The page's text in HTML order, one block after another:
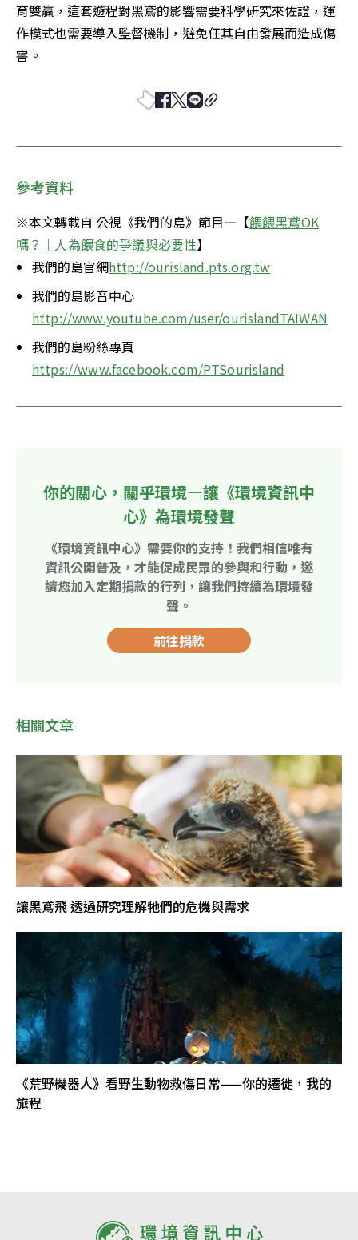
育雙贏，這套遊程對黑鳶的影響需要科學研究來佐證，運
作模式也需要導入監督機制，避免任其自由發展而造成傷
害。
參考資料
※本文轉載自 公視《我們的島》節目—【餵餵黑鳶OK
嗎？｜人為餵食的爭議與必要性】
我們的島官網http://ourisland.pts.org.tw
我們的島影音中心
http://www.youtube.com/user/ourislandTAIWAN
我們的島粉絲專頁
https://www.facebook.com/PTSourisland
你的關心，關乎環境—讓《環境資訊中
心》為環境發聲
《環境資訊中心》需要你的支持！我們相信唯有
資訊公開普及，才能促成民眾的參與和行動，邀
請您加入定期捐款的行列，讓我們持續為環境發
聲。
前往捐款
相關文章
讓黑鳶飛 透過研究理解牠們的危機與需求
《荒野機器人》看野生動物救傷日常——你的遷徙，我的
旅程